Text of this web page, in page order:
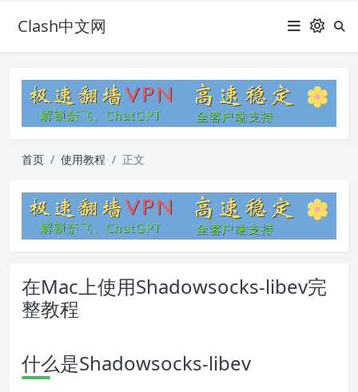
Clash中文网
首页 使用教程 正文
在Mac上使用Shadowsocks-libev完
整教程
什么是Shadowsocks-libev